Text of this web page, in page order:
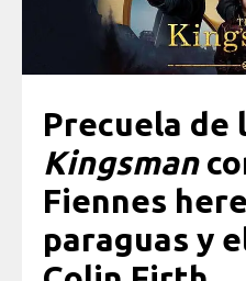
Precuela de
Kingsman
Fiennes
paraguas y